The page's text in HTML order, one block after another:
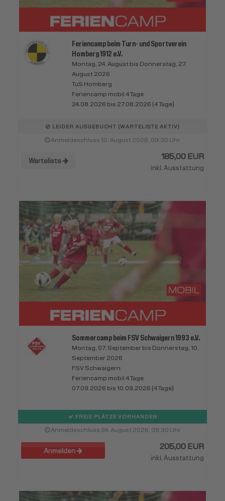
Feriencamp beim Turn- und Sportverein
Homberg 1912 e.V.
Montag, 24. August bis Donnerstag, 27.
August 2026
TuS Homberg
Feriencamp mobil 4 Tage
24.08.2026 bis 27.08.2026 (4 Tage)
LEIDER AUSGEBUCHT (WARTELISTE AKTIV)
Anmeldeschluss 10. August 2026, 09:30 Uhr
Warteliste 185,00 EUR
inkl. Ausstattung
Sommercamp beim FSV Schwaigern 1993 e.V.
Montag, 07. September bis Donnerstag, 10.
September 2026
FSV Schwaigern
Feriencamp mobil 4 Tage
07.09.2026 bis 10.09.2026 (4 Tage)
FREIE PLÄTZE VORHANDEN
Anmeldeschluss 24. August 2026, 09:30 Uhr
Anmelden 205,00 EUR
inkl. Ausstattung